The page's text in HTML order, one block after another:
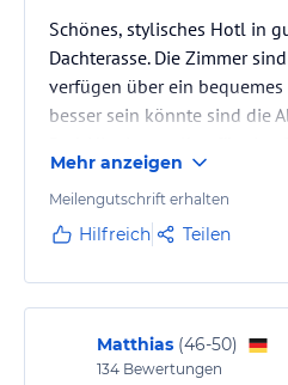
Schönes, stylisches Hotl in
Dachterasse. Die Zimmer
verfügen über ein bequemes
besser sein könnte sind die
Mehr anzeigen
Meilengutschrift erhalten
Hilfreich Teilen
Matthias (46-50)
134 Bewertungen